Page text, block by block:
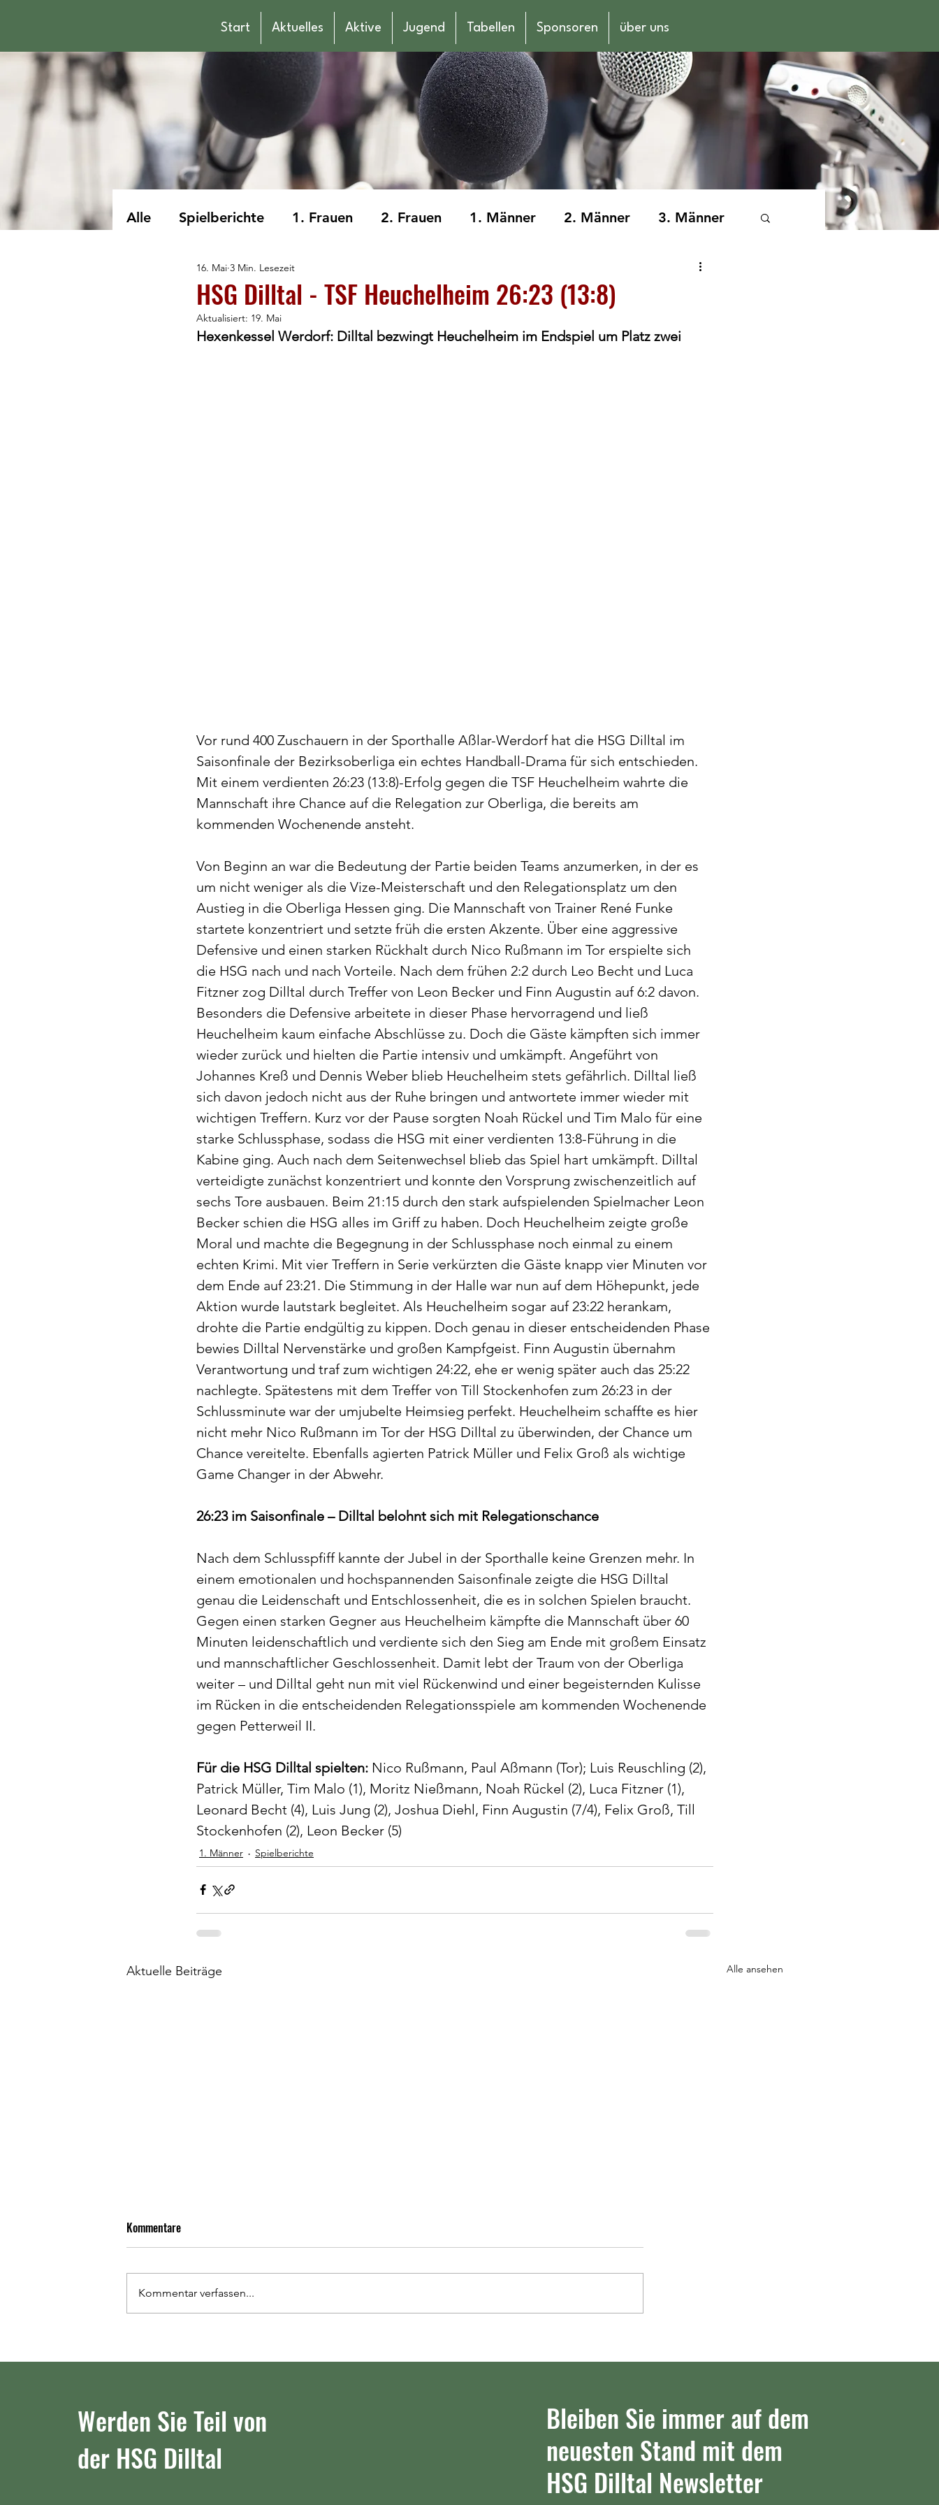
Start Aktuelles Aktive Jugend Tabellen Sponsoren über uns
Alle Spielberichte 1. Frauen 2. Frauen 1. Männer 2. Männer 3. Männer
männliche Jugend A
Die nächsten HSG-Spiele Allgemein
HSG Dilltal - TSF Heuchelheim 26:23 (13:8)
16. Mai 3 Min. Lesezeit
Aktualisiert: 19. Mai
Hexenkessel Werdorf: Dilltal bezwingt Heuchelheim im Endspiel um Platz zwei
Vor rund 400 Zuschauern in der Sporthalle Aßlar-Werdorf hat die HSG Dilltal im
Saisonfinale der Bezirksoberliga ein echtes Handball-Drama für sich entschieden.
Mit einem verdienten 26:23 (13:8)-Erfolg gegen die TSF Heuchelheim wahrte die
Mannschaft ihre Chance auf die Relegation zur Oberliga, die bereits am
kommenden Wochenende ansteht.
Von Beginn an war die Bedeutung der Partie beiden Teams anzumerken, in der es
um nicht weniger als die Vize-Meisterschaft und den Relegationsplatz um den
Austieg in die Oberliga Hessen ging. Die Mannschaft von Trainer René Funke
startete konzentriert und setzte früh die ersten Akzente. Über eine aggressive
Defensive und einen starken Rückhalt durch Nico Rußmann im Tor erspielte sich
die HSG nach und nach Vorteile. Nach dem frühen 2:2 durch Leo Becht und Luca
Fitzner zog Dilltal durch Treffer von Leon Becker und Finn Augustin auf 6:2 davon.
Besonders die Defensive arbeitete in dieser Phase hervorragend und ließ
Heuchelheim kaum einfache Abschlüsse zu. Doch die Gäste kämpften sich immer
wieder zurück und hielten die Partie intensiv und umkämpft. Angeführt von
Johannes Kreß und Dennis Weber blieb Heuchelheim stets gefährlich. Dilltal ließ
sich davon jedoch nicht aus der Ruhe bringen und antwortete immer wieder mit
wichtigen Treffern. Kurz vor der Pause sorgten Noah Rückel und Tim Malo für eine
starke Schlussphase, sodass die HSG mit einer verdienten 13:8-Führung in die
Kabine ging. Auch nach dem Seitenwechsel blieb das Spiel hart umkämpft. Dilltal
verteidigte zunächst konzentriert und konnte den Vorsprung zwischenzeitlich auf
sechs Tore ausbauen. Beim 21:15 durch den stark aufspielenden Spielmacher Leon
Becker schien die HSG alles im Griff zu haben. Doch Heuchelheim zeigte große
Moral und machte die Begegnung in der Schlussphase noch einmal zu einem
echten Krimi. Mit vier Treffern in Serie verkürzten die Gäste knapp vier Minuten vor
dem Ende auf 23:21. Die Stimmung in der Halle war nun auf dem Höhepunkt, jede
Aktion wurde lautstark begleitet. Als Heuchelheim sogar auf 23:22 herankam,
drohte die Partie endgültig zu kippen. Doch genau in dieser entscheidenden Phase
bewies Dilltal Nervenstärke und großen Kampfgeist. Finn Augustin übernahm
Verantwortung und traf zum wichtigen 24:22, ehe er wenig später auch das 25:22
nachlegte. Spätestens mit dem Treffer von Till Stockenhofen zum 26:23 in der
Schlussminute war der umjubelte Heimsieg perfekt. Heuchelheim schaffte es hier
nicht mehr Nico Rußmann im Tor der HSG Dilltal zu überwinden, der Chance um
Chance vereitelte. Ebenfalls agierten Patrick Müller und Felix Groß als wichtige
Game Changer in der Abwehr.
26:23 im Saisonfinale – Dilltal belohnt sich mit Relegationschance
Nach dem Schlusspfiff kannte der Jubel in der Sporthalle keine Grenzen mehr. In
einem emotionalen und hochspannenden Saisonfinale zeigte die HSG Dilltal
genau die Leidenschaft und Entschlossenheit, die es in solchen Spielen braucht.
Gegen einen starken Gegner aus Heuchelheim kämpfte die Mannschaft über 60
Minuten leidenschaftlich und verdiente sich den Sieg am Ende mit großem Einsatz
und mannschaftlicher Geschlossenheit. Damit lebt der Traum von der Oberliga
weiter – und Dilltal geht nun mit viel Rückenwind und einer begeisternden Kulisse
im Rücken in die entscheidenden Relegationsspiele am kommenden Wochenende
gegen Petterweil II.
Für die HSG Dilltal spielten: Nico Rußmann, Paul Aßmann (Tor); Luis Reuschling (2),
Patrick Müller, Tim Malo (1), Moritz Nießmann, Noah Rückel (2), Luca Fitzner (1),
Leonard Becht (4), Luis Jung (2), Joshua Diehl, Finn Augustin (7/4), Felix Groß, Till
Stockenhofen (2), Leon Becker (5)
1. Männer Spielberichte
Aktuelle Beiträge Alle ansehen
Relegationsspiele um den Aufstieg
in die Oberliga: Am Freitag in
Werdorf
Jetzt stehen die beiden Termine
für die Relegationsspiele zum
Oberliga träumen
Die HSG Dilltal hat Nervenstärke
Kommentare
Kommentar verfassen...
Werden Sie Teil von
der HSG Dilltal
Bleiben Sie immer auf dem
neuesten Stand mit dem
HSG Dilltal Newsletter